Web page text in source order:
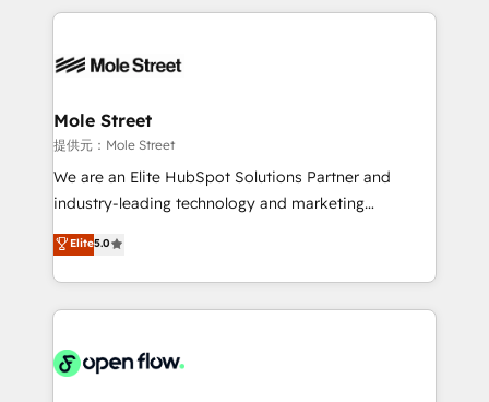
HIPAA-aware; CASL-compliant; GDPR-ready
built to scale.
clave — no de sistemas. Eso frena el crecimiento,
⚙️ Grows ordena los procesos comerciales, alinea
de forma que genera resultados reales desde las
primeras semanas — no meses. 🤝 No entregamos
proyectos y nos vamos. Nos quedamos como
socios estratégicos, ayudando a sostener y escalar
no es crecer — es solo moverse rápido. 🌎
Operamos en Colombia, Perú, México, Ecuador,
retail, salud, banca, bienes raíces, construcción y
B2B.
Mole Street
提供元：Mole Street
We are an Elite HubSpot Solutions Partner and
industry-leading technology and marketing
consultancy. Our focus is on enterprise and mid-
market B2B companies globally that want a strategic
approach to execute their goals through creative
applications of our solutions; Technical HubSpot
Design, Migrations + Integrations. Mole Street’s
Elite5.0